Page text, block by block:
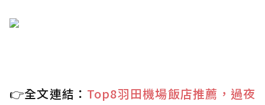
👉全文連結： Top8羽田機場飯店推薦，過夜